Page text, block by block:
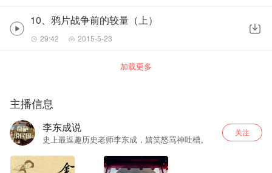
10、鸦片战争前的较量（上）
29:42 2015-5-23
加载更多
主播信息
李东成说
史上最逗趣历史老师李东成，嬉笑怒骂神吐槽。
关注